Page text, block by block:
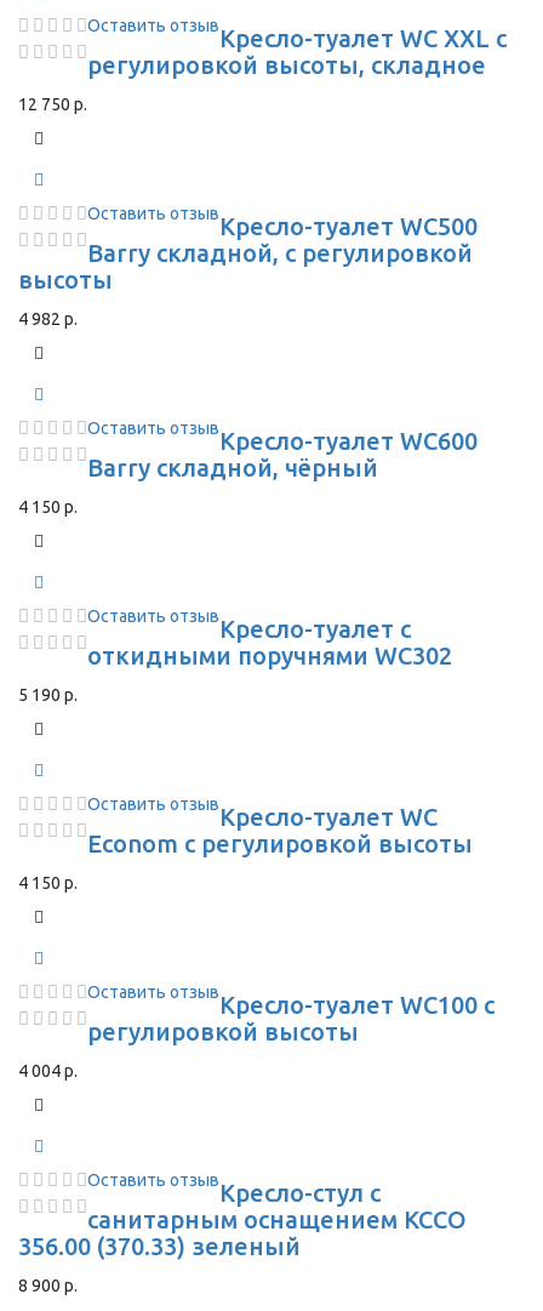
Оставить отзывКресло-туалет WC XXL с
регулировкой высоты, складное
12 750 р.
Оставить отзывКресло-туалет WC500
Barry складной, с регулировкой
высоты
4 982 р.
Оставить отзывКресло-туалет WC600
Barry складной, чёрный
4 150 р.
Оставить отзывКресло-туалет с
откидными поручнями WC302
5 190 р.
Оставить отзывКресло-туалет WC
Econom с регулировкой высоты
4 150 р.
Оставить отзывКресло-туалет WC100 с
регулировкой высоты
4 004 р.
Оставить отзывКресло-стул с
санитарным оснащением КССО
356.00 (370.33) зеленый
8 900 р.